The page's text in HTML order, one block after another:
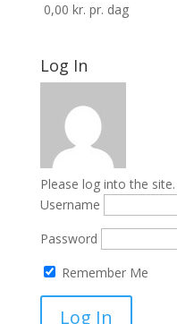
0,00 kr. pr. dag
Log In
Please log into the site.
Username
Password
Remember Me